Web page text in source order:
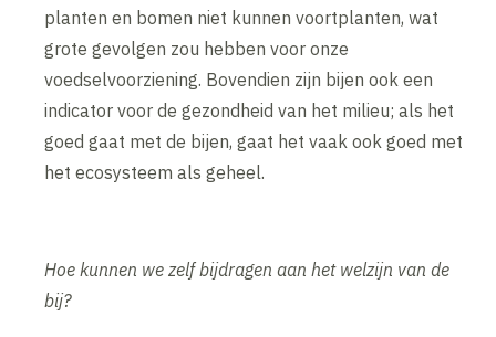
planten en bomen niet kunnen voortplanten, wat
grote gevolgen zou hebben voor onze
voedselvoorziening. Bovendien zijn bijen ook een
indicator voor de gezondheid van het milieu; als het
goed gaat met de bijen, gaat het vaak ook goed met
het ecosysteem als geheel.
Hoe kunnen we zelf bijdragen aan het welzijn van de
bij?